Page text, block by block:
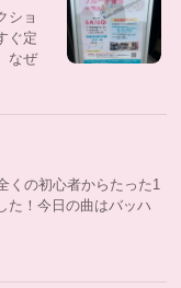
ショ
ぐ定
なぜ
くの初心者からたった1
た！今日の曲はバッハ